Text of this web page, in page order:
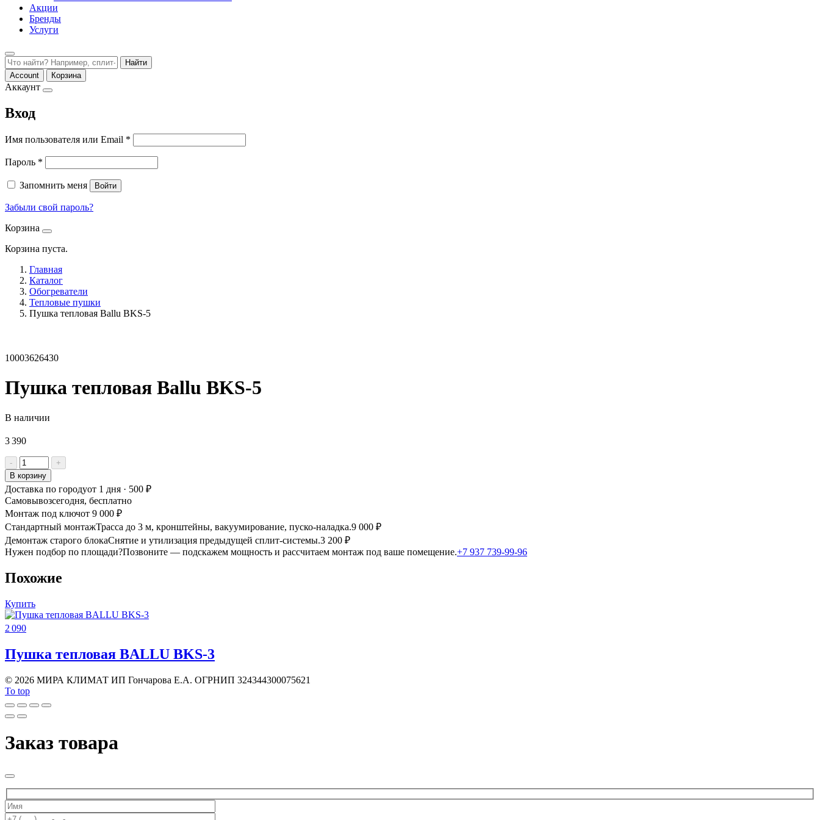
Акции
Бренды
Услуги
Найти
Account
Корзина
Аккаунт
Вход
Имя пользователя или Email *
Пароль *
Запомнить меня Войти
Забыли свой пароль?
Корзина
Корзина пуста.
Главная
Каталог
Обогреватели
Тепловые пушки
Пушка тепловая Ballu BKS-5
10003626430
Пушка тепловая Ballu BKS-5
В наличии
3 390
-
Количество
товара
Пушка
тепловая
Ballu
BKS-
5
+
В корзину
Доставка по городуот 1 дня · 500 ₽
Самовывозсегодня, бесплатно
Монтаж под ключот 9 000 ₽
Стандартный монтажТрасса до 3 м, кронштейны, вакуумирование, пуско-наладка.9 000 ₽
Демонтаж старого блокаСнятие и утилизация предыдущей сплит-системы.3 200 ₽
Нужен подбор по площади?Позвоните — подскажем мощность и рассчитаем монтаж под ваше помещение.+7 937 739-99-96
Похожие
Купить
2 090
Пушка тепловая BALLU BKS-3
© 2026 МИРА КЛИМАТ ИП Гончарова Е.А. ОГРНИП 324344300075621
To top
Заказ товара